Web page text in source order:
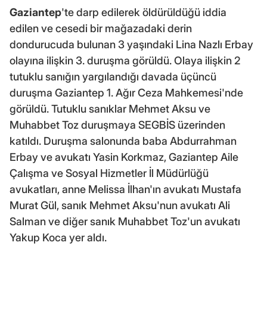
Gaziantep'te darp edilerek öldürüldüğü iddia
edilen ve cesedi bir mağazadaki derin
dondurucuda bulunan 3 yaşındaki Lina Nazlı Erbay
olayına ilişkin 3. duruşma görüldü. Olaya ilişkin 2
tutuklu sanığın yargılandığı davada üçüncü
duruşma Gaziantep 1. Ağır Ceza Mahkemesi'nde
görüldü. Tutuklu sanıklar Mehmet Aksu ve
Muhabbet Toz duruşmaya SEGBİS üzerinden
katıldı. Duruşma salonunda baba Abdurrahman
Erbay ve avukatı Yasin Korkmaz, Gaziantep Aile
Çalışma ve Sosyal Hizmetler İl Müdürlüğü
avukatları, anne Melissa İlhan'ın avukatı Mustafa
Murat Gül, sanık Mehmet Aksu'nun avukatı Ali
Salman ve diğer sanık Muhabbet Toz'un avukatı
Yakup Koca yer aldı.